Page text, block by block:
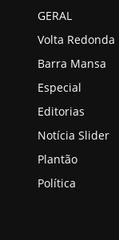
GERAL
Volta Redonda
Barra Mansa
Especial
Editorias
Notícia Slider
Plantão
Política